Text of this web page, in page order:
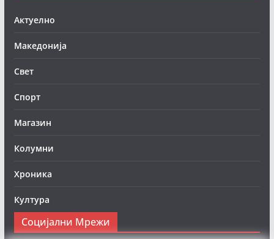
Актуелно
Македонија
Свет
Спорт
Магазин
Колумни
Хроника
Култура
Социјални Мрежи